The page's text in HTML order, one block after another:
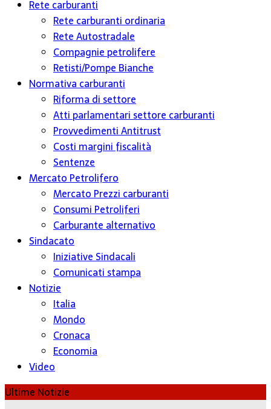
Rete carburanti
Rete carburanti ordinaria
Rete Autostradale
Compagnie petrolifere
Retisti/Pompe Bianche
Normativa carburanti
Riforma di settore
Atti parlamentari settore carburanti
Provvedimenti Antitrust
Costi margini fiscalità
Sentenze
Mercato Petrolifero
Mercato Prezzi carburanti
Consumi Petroliferi
Carburante alternativo
Sindacato
Iniziative Sindacali
Comunicati stampa
Notizie
Italia
Mondo
Cronaca
Economia
Video
Ultime Notizie